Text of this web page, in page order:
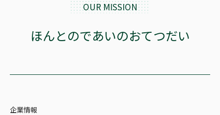
OUR MISSION
ほんとのであいのおてつだい
企業情報